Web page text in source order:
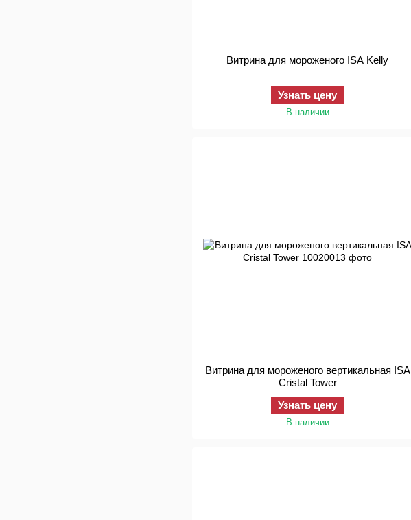
Витрина для мороженого ISA Kelly
Узнать цену
В наличии
Витрина для мороженого вертикальная ISA
Cristal Tower
Узнать цену
В наличии